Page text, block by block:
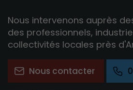
Nous intervenons auprès
des professionnels,
collectivités locales près
Nous contacter